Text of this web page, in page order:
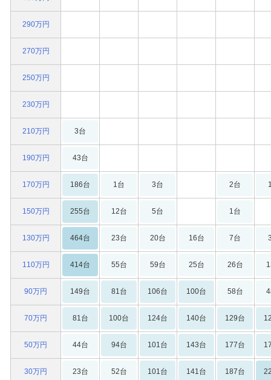
290万円
270万円
250万円
230万円
210万円
190万円
170万円
150万円
130万円
110万円
90万円
70万円
50万円
30万円
3台
43台
186台 1台 3台 2台
255台 12台 5台 1台
464台 23台 20台 16台 7台
414台 55台 59台 25台 26台
149台 81台 106台 100台 58台
81台 100台 124台 140台 129台
44台 94台 101台 143台 177台
23台 52台 101台 141台 187台